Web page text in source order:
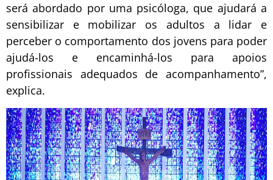
será abordado por uma psicóloga, que ajudará a
sensibilizar e mobilizar os adultos a lidar e
perceber o comportamento dos jovens para poder
ajudá-los e encaminhá-los para apoios
profissionais adequados de acompanhamento”,
explica.